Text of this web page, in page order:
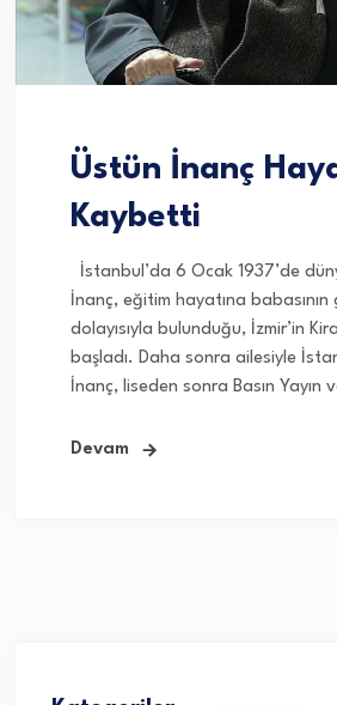
Üstün İnanç
Kaybetti
İstanbul’da 6 Ocak 1937’de
İnanç, eğitim hayatına babasının
dolayısıyla bulunduğu, İzmir’in
başladı. Daha sonra ailesiyle
İnanç, liseden sonra Basın Yayın
Devam